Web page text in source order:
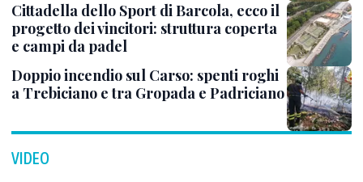
Cittadella dello Sport di Barcola, ecco il
progetto dei vincitori: struttura coperta
e campi da padel
Doppio incendio sul Carso: spenti roghi
a Trebiciano e tra Gropada e Padriciano
VIDEO